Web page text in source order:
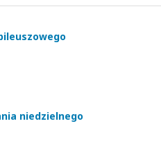
niedzielnego